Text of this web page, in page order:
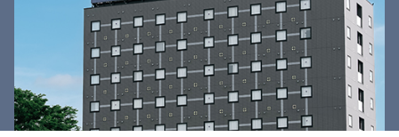
アクセス 宿泊予約 メニュー